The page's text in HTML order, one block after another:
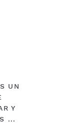
UN
Y
...